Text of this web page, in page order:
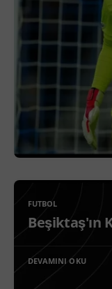
FUTBOL
Beşiktaş'ın
DEVAMINI OKU